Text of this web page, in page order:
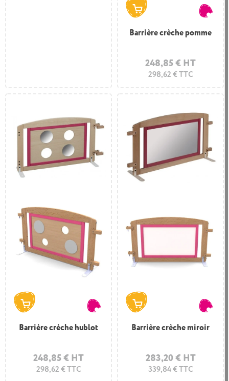
Barrière crèche pomme
248,85 € HT
298,62 € TTC
Barrière crèche hublot
248,85 € HT
298,62 € TTC
Barrière crèche miroir
283,20 € HT
339,84 € TTC